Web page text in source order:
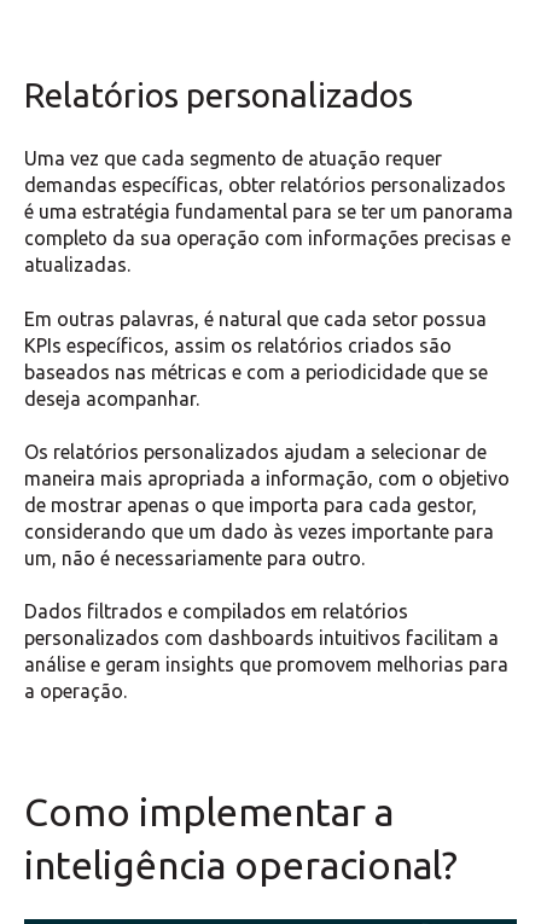
Relatórios personalizados
Uma vez que cada segmento de atuação requer
demandas específicas, obter relatórios personalizados
é uma estratégia fundamental para se ter um panorama
completo da sua operação com informações precisas e
atualizadas.
Em outras palavras, é natural que cada setor possua
KPIs específicos, assim os relatórios criados são
baseados nas métricas e com a periodicidade que se
deseja acompanhar.
Os relatórios personalizados ajudam a selecionar de
maneira mais apropriada a informação, com o objetivo
de mostrar apenas o que importa para cada gestor,
considerando que um dado às vezes importante para
um, não é necessariamente para outro.
Dados filtrados e compilados em relatórios
personalizados com dashboards intuitivos facilitam a
análise e geram insights que promovem melhorias para
a operação.
Como implementar a
inteligência operacional?